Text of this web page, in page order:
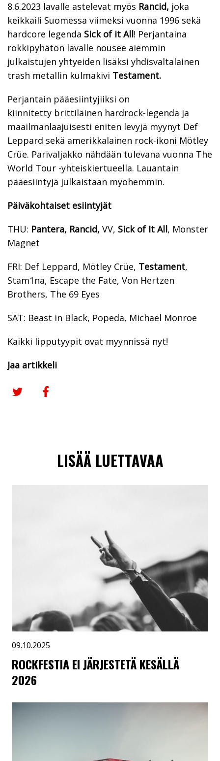
8.6.2023 lavalle astelevat myös Rancid, joka
keikkaili Suomessa viimeksi vuonna 1996 sekä
hardcore legenda Sick of it All! Perjantaina
rokkipyhätön lavalle nousee aiemmin
julkaistujen yhtyeiden lisäksi yhdisvaltalainen
trash metallin kulmakivi Testament.
Perjantain pääesiintyjiiksi on
kiinnitetty brittiläinen hardrock-legenda ja
maailmanlaajuisesti eniten levyjä myynyt Def
Leppard sekä amerikkalainen rock-ikoni Mötley
Crüe. Parivaljakko nähdään tulevana vuonna The
World Tour -yhteiskiertueella. Lauantain
pääesiintyjä julkaistaan myöhemmin.
Päiväkohtaiset esiintyjät
THU: Pantera, Rancid, VV, Sick of It All, Monster
Magnet
FRI: Def Leppard, Mötley Crüe, Testament,
Stam1na, Escape the Fate, Von Hertzen
Brothers, The 69 Eyes
SAT: Beast in Black, Popeda, Michael Monroe
Kaikki lipputyypit ovat myynnissä nyt!
Jaa artikkeli
Jaa TwitterissäJaa Facebookissa
LISÄÄ LUETTAVAA
09.10.2025
ROCKFESTIA EI JÄRJESTETÄ KESÄLLÄ
2026